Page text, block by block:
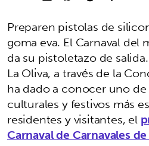
Preparen pistolas de
goma eva. El Carnaval del
da su pistoletazo de
La Oliva, a través de la
ha dado a conocer uno
culturales y festivos más
residentes y visitantes, el
Carnaval de Carnavales